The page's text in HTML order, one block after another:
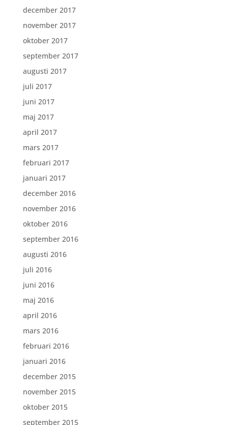
december 2017
november 2017
oktober 2017
september 2017
augusti 2017
juli 2017
juni 2017
maj 2017
april 2017
mars 2017
februari 2017
januari 2017
december 2016
november 2016
oktober 2016
september 2016
augusti 2016
juli 2016
juni 2016
maj 2016
april 2016
mars 2016
februari 2016
januari 2016
december 2015
november 2015
oktober 2015
september 2015